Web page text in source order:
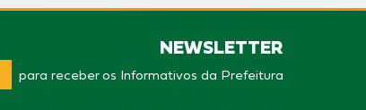
NEWSLETTER
para receber os Informativos da Prefeitura